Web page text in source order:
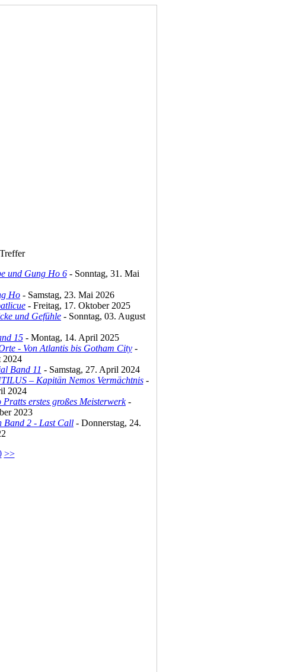
und Gung Ho 6- Sonntag, 31. Mai
Ho - Samstag, 23. Mai 2026
- Freitag, 17. Oktober 2025
und Gefühle - Sonntag, 03. August
15- Montag, 14. April 2025
- Von Atlantis bis Gotham City-
2024
Band 11 - Samstag, 27. April 2024
– Kapitän Nemos Vermächtnis-
2024
erstes großes Meisterwerk-
2023
2 - Last Call - Donnerstag, 24.
>>